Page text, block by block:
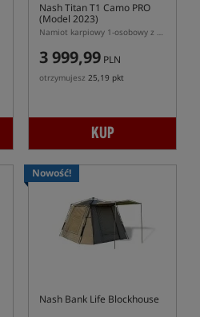
Nash Titan T1 Camo PRO
(Model 2023)
Namiot karpiowy 1-osobowy z kapsułą wewnętrzną
3 999,99 PLN
otrzymujesz 25,19 pkt
KUP
Nowość!
Nash Bank Life Blockhouse